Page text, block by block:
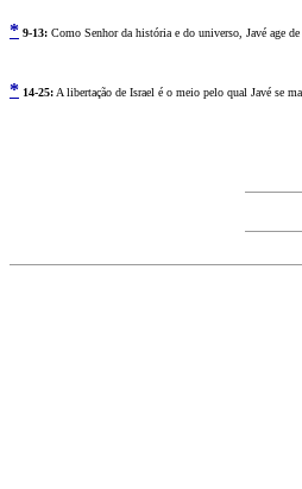
* 9-13: Como Senhor da história e do universo, Javé age
* 14-25: A libertação de Israel é o meio pelo qual Javé se